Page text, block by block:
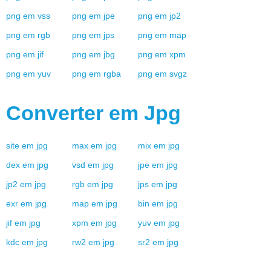
png em vss png em jpe png em jp2
png em rgb png em jps png em map
png em jif png em jbg png em xpm
png em yuv png em rgba png em svgz
Converter em Jpg
site em jpg max em jpg mix em jpg
dex em jpg vsd em jpg jpe em jpg
jp2 em jpg rgb em jpg jps em jpg
exr em jpg map em jpg bin em jpg
jif em jpg xpm em jpg yuv em jpg
kdc em jpg rw2 em jpg sr2 em jpg